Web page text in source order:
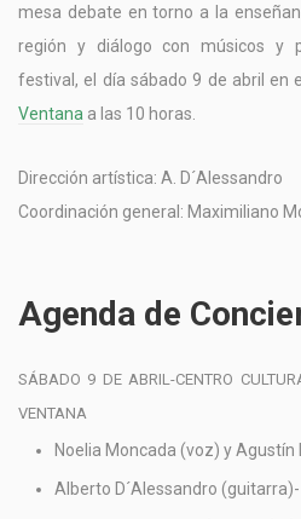
mesa debate en torno a la
región y diálogo con músicos y
festival, el día sábado 9 de abril en
Ventana a las 10 horas.
Dirección artística: A. D´Alessandro
Coordinación general: Maximiliano
Agenda de
SÁBADO 9 DE ABRIL-CENTRO
VENTANA
Noelia Moncada (voz) y
Alberto D´Alessandro